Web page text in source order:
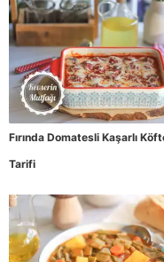
Fırında Domatesli Kaşarlı
Tarifi